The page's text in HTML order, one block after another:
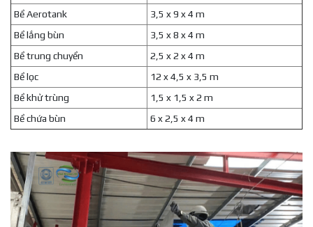
Bể Aerotank
3,5 x 9 x 4 m
Bể lắng bùn
3,5 x 8 x 4 m
Bể trung chuyển
2,5 x 2 x 4 m
Bể lọc
12 x 4,5 x 3,5 m
Bể khử trùng
1,5 x 1,5 x 2 m
Bể chứa bùn
6 x 2,5 x 4 m